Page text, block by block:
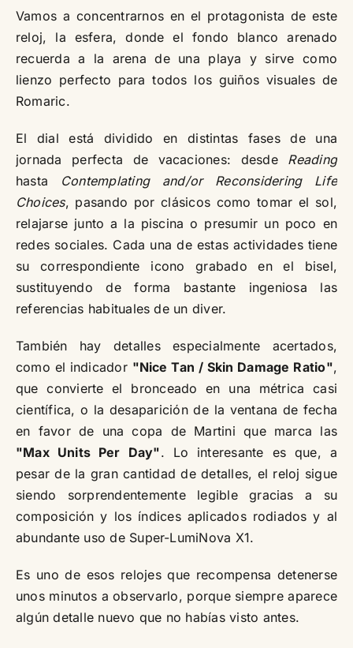
Vamos a concentrarnos en el protagonista de este
reloj, la esfera, donde el fondo blanco arenado
recuerda a la arena de una playa y sirve como
lienzo perfecto para todos los guiños visuales de
Romaric.
El dial está dividido en distintas fases de una
jornada perfecta de vacaciones: desde Reading
hasta
Contemplating and/or Reconsidering Life
Choices, pasando por clásicos como tomar el sol,
relajarse junto a la piscina o presumir un poco en
redes sociales. Cada una de estas actividades tiene
su correspondiente icono grabado en el bisel,
sustituyendo de forma bastante ingeniosa las
referencias habituales de un diver.
También hay detalles especialmente acertados,
como el indicador "Nice Tan / Skin Damage Ratio",
que convierte el bronceado en una métrica casi
científica, o la desaparición de la ventana de fecha
en favor de una copa de Martini que marca las
"Max Units Per Day". Lo interesante es que, a
pesar de la gran cantidad de detalles, el reloj sigue
siendo sorprendentemente legible gracias a su
composición y los índices aplicados rodiados y al
abundante uso de Super-LumiNova X1.
Es uno de esos relojes que recompensa detenerse
unos minutos a observarlo, porque siempre aparece
algún detalle nuevo que no habías visto antes.